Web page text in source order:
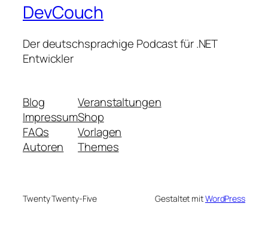
DevCouch
Der deutschsprachige Podcast für .NET
Entwickler
Blog
Impressum
FAQs
Autoren
Veranstaltungen
Shop
Vorlagen
Themes
Twenty Twenty-Five Gestaltet mitWordPress